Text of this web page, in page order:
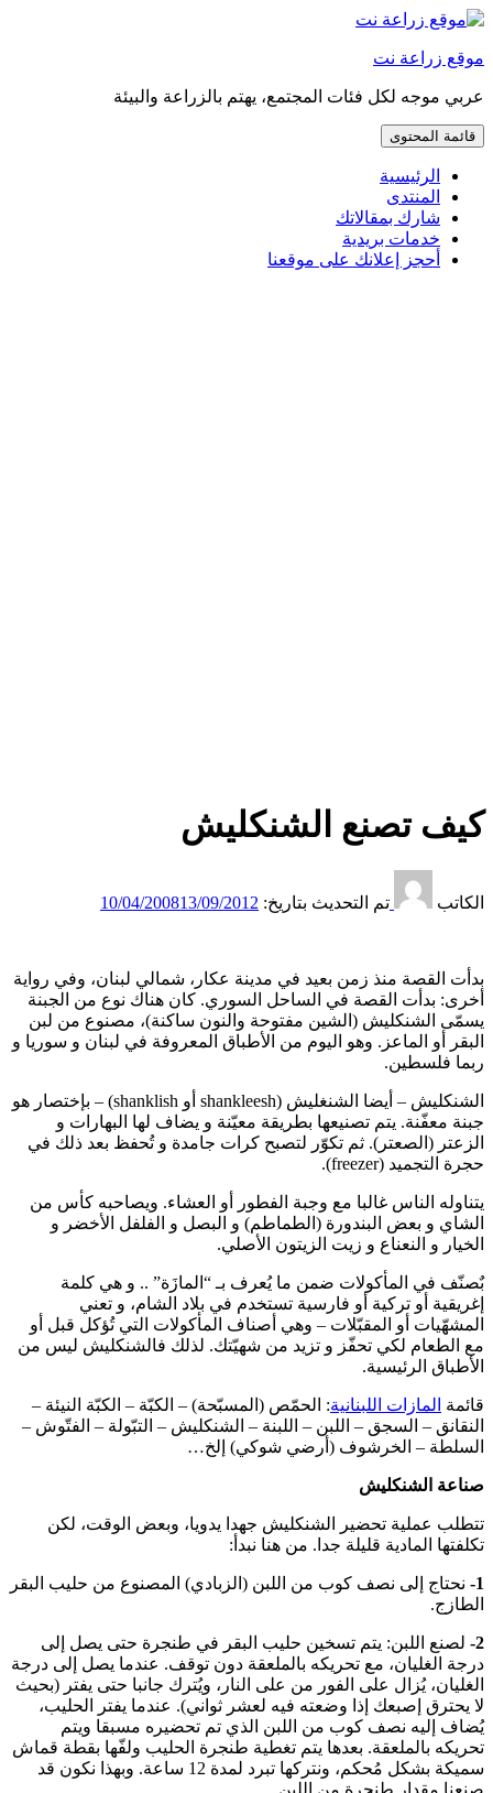
إذهب
إلى
موقع زراعة نت
عربي موجه لكل فئات المجتمع، يهتم بالزراعة والبيئة
قائمة المحتوى
الرئيسية
المنتدى
شارك بمقالاتك
خدمات بريدية
أحجز إعلانك على موقعنا
كيف تصنع الشنكليش
الكاتب تم التحديث بتاريخ: 10/04/200813/09/2012
بدأت القصة منذ زمن بعيد في مدينة عكار، شمالي لبنان، وفي رواية
أخرى: بدأت القصة في الساحل السوري. كان هناك نوع من الجبنة
يسمّى الشنكليش (الشين مفتوحة والنون ساكنة)، مصنوع من لبن
البقر أو الماعز. وهو اليوم من الأطباق المعروفة في لبنان و سوريا و
ربما فلسطين.
الشنكليش – أيضا الشنغليش (shankleesh أو shanklish) – بإختصار هو
جبنة معفّنة. يتم تصنيعها بطريقة معيّنة و يضاف لها البهارات و
الزعتر (الصعتر). ثم تكوّر لتصبح كرات جامدة و تُحفظ بعد ذلك في
حجرة التجميد (freezer).
يتناوله الناس غالبا مع وجبة الفطور أو العشاء. ويصاحبه كأس من
الشاي و بعض البندورة (الطماطم) و البصل و الفلفل الأخضر و
الخيار و النعناع و زيت الزيتون الأصلي.
بٌصنّف في المأكولات ضمن ما يُعرف بـ “المازَة” .. و هي كلمة
إغريقية أو تركية أو فارسية تستخدم في بلاد الشام، و تعني
المشهّيات أو المقبّلات – وهي أصناف المأكولات التي تُؤكل قبل أو
مع الطعام لكي تحفّز و تزيد من شهيّتك. لذلك فالشنكليش ليس من
الأطباق الرئيسية.
قائمة المازات اللبنانية: الحمّص (المسبّحة) – الكبّة – الكبّة النيئة –
النقانق – السجق – اللبن – اللبنة – الشنكليش – التبّولة – الفتّوش –
السلطة – الخرشوف (أرضي شوكي) إلخ…
صناعة الشنكليش
تتطلب عملية تحضير الشنكليش جهدا يدويا، وبعض الوقت، لكن
تكلفتها المادية قليلة جدا. من هنا نبدأ:
1-
نحتاج إلى نصف كوب من اللبن (الزبادي) المصنوع من حليب البقر
الطازج.
2- لصنع اللبن: يتم تسخين حليب البقر في طنجرة حتى يصل إلى
درجة الغليان، مع تحريكه بالملعقة دون توقف. عندما يصل إلى درجة
الغليان، يُزال على الفور من على النار، ويُترك جانبا حتى يفتر (بحيث
لا يحترق إصبعك إذا وضعته فيه لعشر ثواني). عندما يفتر الحليب،
يُضاف إليه نصف كوب من اللبن الذي تم تحضيره مسبقا ويتم
تحريكه بالملعقة. بعدها يتم تغطية طنجرة الحليب ولفّها بقطة قماش
سميكة بشكل مُحكم، ونتركها تبرد لمدة 12 ساعة. وبهذا نكون قد
صنعنا مقدار طنجرة من اللبن.